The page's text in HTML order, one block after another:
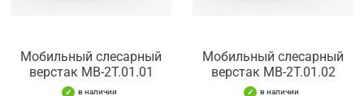
Мобильный слесарный
верстак МВ-2Т.01.01
в наличии
Мобильный слесарный
верстак МВ-2Т.01.02
в наличии